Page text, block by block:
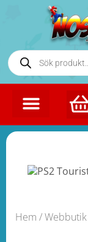
Hem /Webbutik